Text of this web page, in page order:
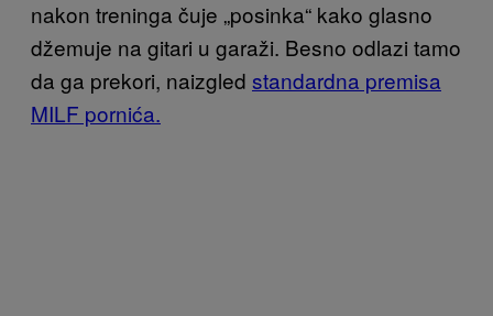
nakon treninga čuje „posinka“ kako glasno
džemuje na gitari u garaži. Besno odlazi tamo
da ga prekori, naizgled standardna premisa
MILF pornića.